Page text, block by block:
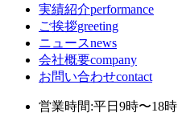
実績紹介performance
ご挨拶greeting
ニュースnews
会社概要company
お問い合わせcontact
営業時間:平日9時〜18時